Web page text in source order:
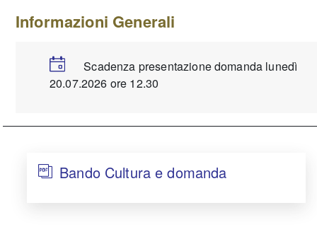
Informazioni Generali
Scadenza presentazione domanda lunedì
20.07.2026 ore 12.30
Bando Cultura e domanda